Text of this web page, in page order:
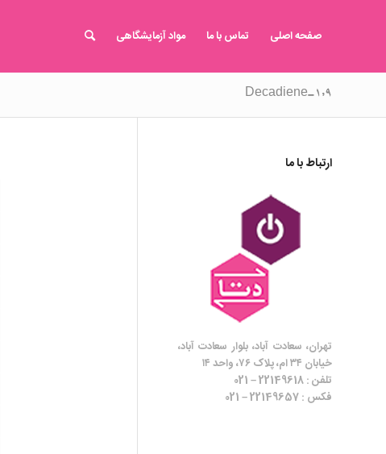
صفحه اصلی تماس با ما مواد آزمایشگاهی
۱,۹-Decadiene
ارتباط با ما
تهران، سعادت آباد، بلوار سعادت آباد،
خیابان ۳۴ ام، پلاک ۷۶، واحد ۱۴
تلفن : 22149618 – 021
فکس : 22149657 – 021